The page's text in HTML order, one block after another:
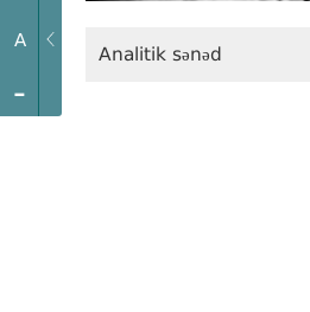
A
-
Analitik sənəd